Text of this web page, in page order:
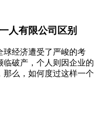
人有限公司区别
经济遭受了严峻的考
破产，个人则因企业的
么，如何度过这样一个